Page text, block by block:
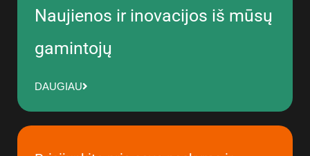
Naujienos ir inovacijos iš mūsų
gamintojų
DAUGIAU